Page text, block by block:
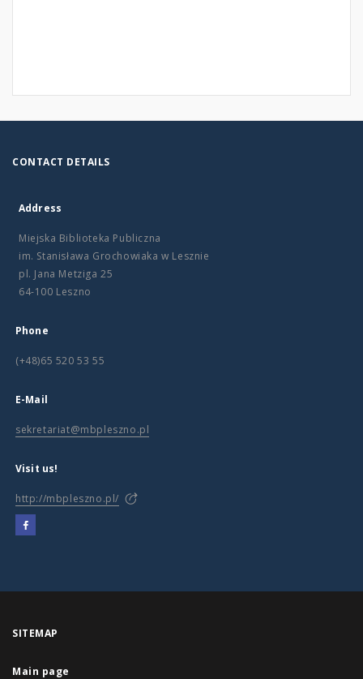
CONTACT DETAILS
Address
Miejska Biblioteka Publiczna
im. Stanisława Grochowiaka w Lesznie
pl. Jana Metziga 25
64-100 Leszno
Phone
(+48)65 520 53 55
E-Mail
sekretariat@mbpleszno.pl
Visit us!
http://mbpleszno.pl/
SITEMAP
Main page